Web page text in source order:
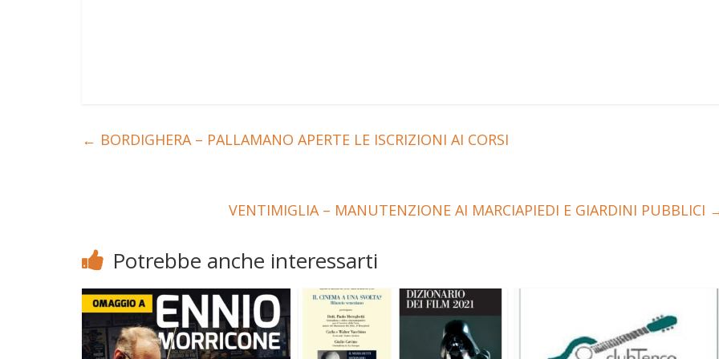
← BORDIGHERA – PALLAMANO APERTE LE ISCRIZIONI AI CORSI
VENTIMIGLIA – MANUTENZIONE AI MARCIAPIEDI E GIARDINI PUBBLICI
Potrebbe anche interessarti